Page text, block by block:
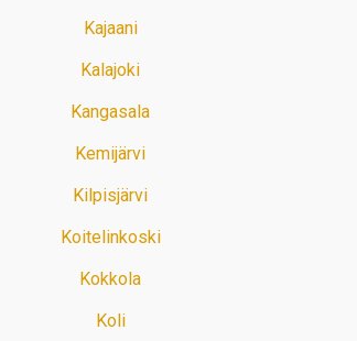
Kajaani
Kalajoki
Kangasala
Kemijärvi
Kilpisjärvi
Koitelinkoski
Kokkola
Koli